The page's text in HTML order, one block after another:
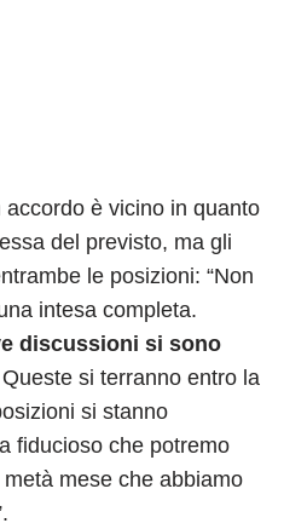
è vicino in quanto
del previsto, ma gli
le posizioni: “Non
intesa completa.
discussioni si sono
si terranno entro la
si stanno
fiducioso che potremo
mese che abbiamo